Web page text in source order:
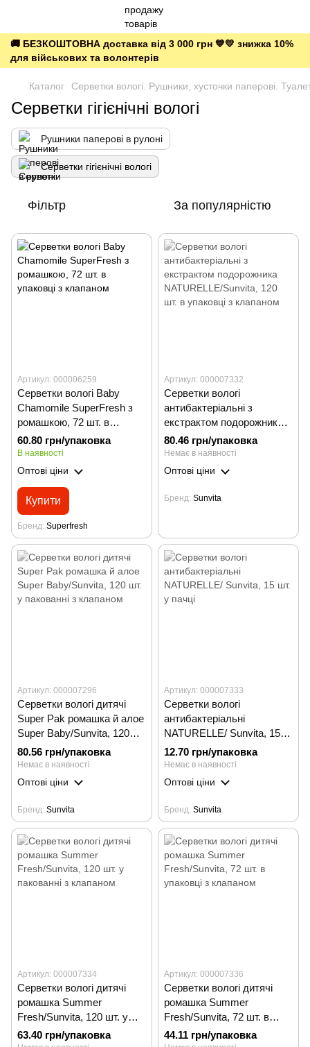
🚚 БЕЗКОШТОВНА доставка від 3 000 грн 💙💛 знижка 10%
для військових та волонтерів
Каталог Серветки вологі. Рушники, хусточки паперові.
Серветки гігієнічні вологі
Рушники паперові в рулоні
Серветки гігієнічні вологі
Фільтр За популярністю
Артикул: 000006259
Серветки вологі Baby
Chamomile SuperFresh з
ромашкою, 72 шт. в
упаковці з клапаном
60.80 грн/упаковка
В наявності
Оптові ціни
Купити
Бренд Superfresh
Артикул: 000007332
Серветки вологі
антибактеріальні з
екстрактом подорожника
NATURELLE/Sunvita, 120
шт. в упаковці з клапаном
80.46 грн/упаковка
Немає в наявності
Оптові ціни
Бренд Sunvita
Артикул: 000007296
Серветки вологі дитячі
Super Pak ромашка й алое
Super Baby/Sunvita, 120
шт. у пакованні з клапаном
80.56 грн/упаковка
Немає в наявності
Оптові ціни
Бренд Sunvita
Артикул: 000007333
Серветки вологі
антибактеріальні
NATURELLE/ Sunvita, 15
шт. у пачці
12.70 грн/упаковка
Немає в наявності
Оптові ціни
Бренд Sunvita
Артикул: 000007334
Серветки вологі дитячі
ромашка Summer
Fresh/Sunvita, 120 шт. у
пакованні з клапаном
63.40 грн/упаковка
Артикул: 000007336
Серветки вологі дитячі
ромашка Summer
Fresh/Sunvita, 72 шт. в
упаковці з клапаном
44.11 грн/упаковка